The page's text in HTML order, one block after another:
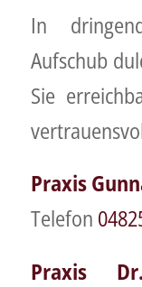
In
Aufschub
Sie
Praxis
Telefon
Praxis